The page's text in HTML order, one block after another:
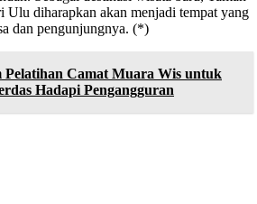
diharapkan akan menjadi tempat yang
dan pengunjungnya. (*)
Pelatihan Camat Muara Wis untuk
Hadapi Pengangguran